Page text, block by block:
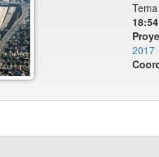
18:54
2017